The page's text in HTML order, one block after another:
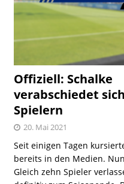
Offiziell: Schalke
verabschiedet
Spielern
20. Mai 2021
Seit einigen Tagen
bereits in den Medien.
Gleich zehn Spieler